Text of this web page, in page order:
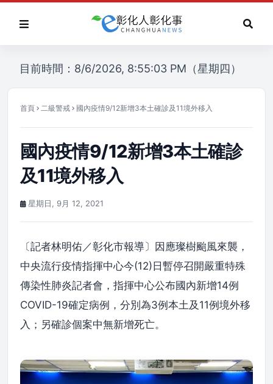
目前時間：8/6/2026, 8:55:03 PM（星期四）
首頁 二級警戒 國內疫情9/12新增3本土確診及11境外移入
國內疫情9/12新增3本土確診
及11境外移入
星期日, 9月 12, 2021
〔記者林明佑／彰化市報導〕因應璨樹颱風來襲，
中央流行疫情指揮中心今(12)日暫停召開嚴重特殊
傳染性肺炎記者會，指揮中心公布國內新增14例
COVID-19確定病例，分別為3例本土及11例境外移
入；另確診個案中無新增死亡。